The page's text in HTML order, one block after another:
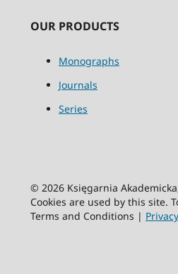
OUR PRODUCTS
Monographs
Journals
Series
© 2026 Księgarnia
Cookies are used by this site.
Terms and Conditions |